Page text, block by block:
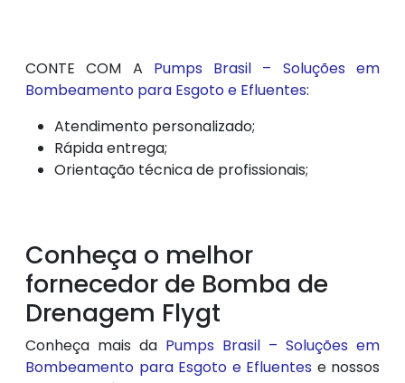
CONTE COM A Pumps Brasil – Soluções em
Bombeamento para Esgoto e Efluentes:
Atendimento personalizado;
Rápida entrega;
Orientação técnica de profissionais;
Conheça o melhor
fornecedor de Bomba de
Drenagem Flygt
Conheça mais da Pumps Brasil – Soluções em
Bombeamento para Esgoto e Efluentes e nossos